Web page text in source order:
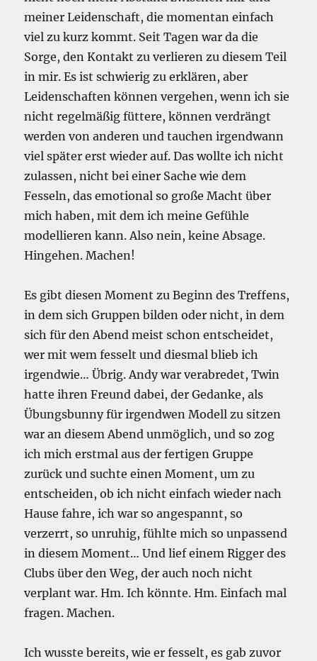
meiner Leidenschaft, die momentan einfach
viel zu kurz kommt. Seit Tagen war da die
Sorge, den Kontakt zu verlieren zu diesem Teil
in mir. Es ist schwierig zu erklären, aber
Leidenschaften können vergehen, wenn ich sie
nicht regelmäßig füttere, können verdrängt
werden von anderen und tauchen irgendwann
viel später erst wieder auf. Das wollte ich nicht
zulassen, nicht bei einer Sache wie dem
Fesseln, das emotional so große Macht über
mich haben, mit dem ich meine Gefühle
modellieren kann. Also nein, keine Absage.
Hingehen. Machen!
Es gibt diesen Moment zu Beginn des Treffens,
in dem sich Gruppen bilden oder nicht, in dem
sich für den Abend meist schon entscheidet,
wer mit wem fesselt und diesmal blieb ich
irgendwie… Übrig. Andy war verabredet, Twin
hatte ihren Freund dabei, der Gedanke, als
Übungsbunny für irgendwen Modell zu sitzen
war an diesem Abend unmöglich, und so zog
ich mich erstmal aus der fertigen Gruppe
zurück und suchte einen Moment, um zu
entscheiden, ob ich nicht einfach wieder nach
Hause fahre, ich war so angespannt, so
verzerrt, so unruhig, fühlte mich so unpassend
in diesem Moment… Und lief einem Rigger des
Clubs über den Weg, der auch noch nicht
verplant war. Hm. Ich könnte. Hm. Einfach mal
fragen. Machen.
Ich wusste bereits, wie er fesselt, es gab zuvor